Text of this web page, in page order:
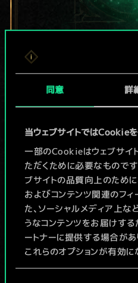
同意 詳
当ウェブサイトではCookie
一部のCookieはウェブサイ
ただくために必要なもので
ブサイトの品質向上のために
およびコンテンツ関連のフィ
た、ソーシャルメディア上
うなコンテンツをお届けす
ートナーに提供する場合が
これらのオプションが有効に
現在は
か共有
りま
続々追
デッキ名入力
デッキ
/